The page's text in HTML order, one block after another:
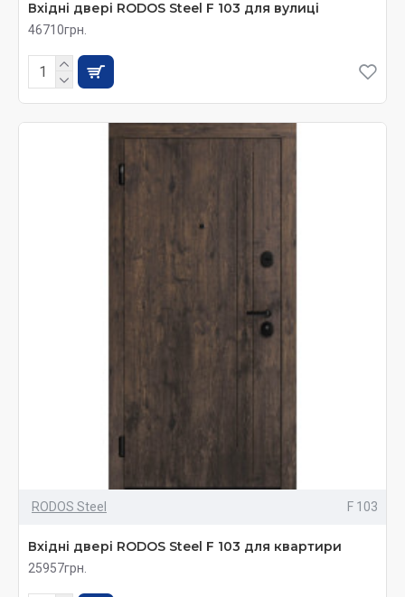
Вхідні двері RODOS Steel F 103 для вулиці
46710грн.
RODOS Steel F 103
Вхідні двері RODOS Steel F 103 для квартири
25957грн.